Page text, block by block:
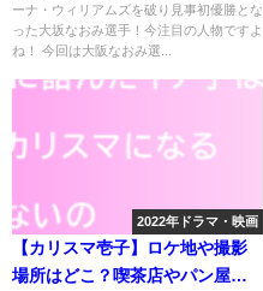
ーナ・ウィリアムズを破り見事初優勝とな
った大坂なおみ選手！今注目の人物ですよ
ね！ 今回は大阪なおみ選...
2022年ドラマ・映画
【カリスマ壱子】ロケ地や撮影
場所はどこ？喫茶店やパン屋な